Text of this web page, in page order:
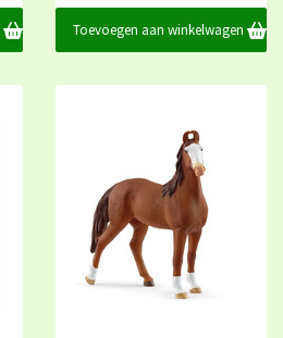
Toevoegen aan winkelwagen